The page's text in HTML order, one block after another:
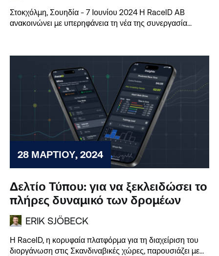
Στοκχόλμη, Σουηδία - 7 Ιουνίου 2024 Η RaceID AB
ανακοινώνει με υπερηφάνεια τη νέα της συνεργασία...
28 ΜΑΡΤΊΟΥ, 2024
Δελτίο Τύπου: για να ξεκλειδώσει το
πλήρες δυναμικό των δρομέων
ERIK SJÖBECK
Η RaceID, η κορυφαία πλατφόρμα για τη διαχείριση του
διοργάνωση στις Σκανδιναβικές χώρες, παρουσιάζει με